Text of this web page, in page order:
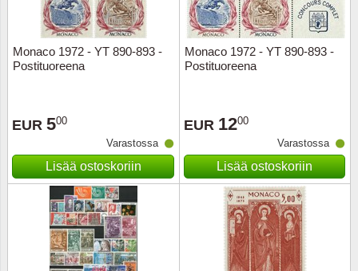
Monaco 1972 - YT 890-893 -
Postituoreena
EUR 500
Varastossa
Lisää ostoskoriin
Monaco 1972 - YT 890-893 -
Postituoreena
EUR 1200
Varastossa
Lisää ostoskoriin
Kiina